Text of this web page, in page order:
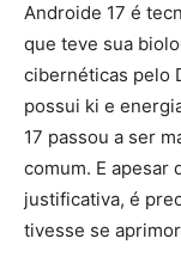
Androide 17 é
que teve sua
cibernéticas pelo
possui ki e
17 passou a ser
comum. E apesar
justificativa, é
tivesse se